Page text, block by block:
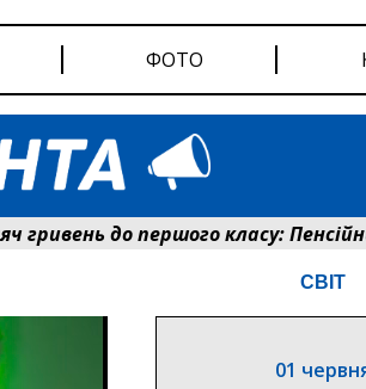
ФОТО
до першого класу: Пенсійний
СВІТ
01